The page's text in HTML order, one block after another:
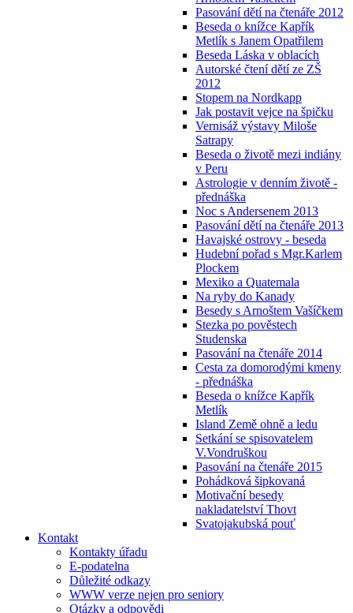
Pasování dětí na čtenáře 2012
Beseda o knížce Kapřík
Metlík s Janem Opatřilem
Beseda Láska v oblacích
Autorské čtení dětí ze ZŠ
2012
Stopem na Nordkapp
Jak postavit vejce na špičku
Vernisáž výstavy Miloše
Satrapy
Beseda o životě mezi indiány
v Peru
Astrologie v denním životě -
přednáška
Noc s Andersenem 2013
Pasování dětí na čtenáře 2013
Havajské ostrovy - beseda
Hudební pořad s Mgr.Karlem
Plockem
Mexiko a Quatemala
Na ryby do Kanady
Besedy s Arnoštem Vašíčkem
Stezka po pověstech
Studenska
Pasování na čtenáře 2014
Cesta za domorodými kmeny
- přednáška
Beseda o knížce Kapřík
Metlík
Island Země ohně a ledu
Setkání se spisovatelem
V.Vondruškou
Pasování na čtenáře 2015
Pohádková šipkovaná
Motivační besedy
nakladatelství Thovt
Svatojakubská pouť
Kontakt
Kontakty úřadu
E-podatelna
Důležité odkazy
WWW verze nejen pro seniory
Otázky a odpovědi